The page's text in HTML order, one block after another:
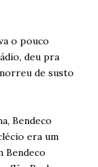
o pouco
deu pra
de susto
Bendeco
era um
Bendeco